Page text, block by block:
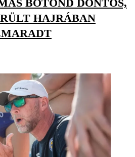
BOTOND DÖNTŐS,
HAJRÁBAN